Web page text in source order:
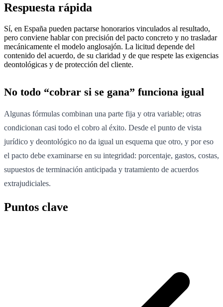
Respuesta rápida
Sí, en España pueden pactarse honorarios vinculados al resultado,
pero conviene hablar con precisión del pacto concreto y no trasladar
mecánicamente el modelo anglosajón. La licitud depende del
contenido del acuerdo, de su claridad y de que respete las exigencias
deontológicas y de protección del cliente.
No todo “cobrar si se gana” funciona igual
Algunas fórmulas combinan una parte fija y otra variable; otras
condicionan casi todo el cobro al éxito. Desde el punto de vista
jurídico y deontológico no da igual un esquema que otro, y por eso
el pacto debe examinarse en su integridad: porcentaje, gastos, costas,
supuestos de terminación anticipada y tratamiento de acuerdos
extrajudiciales.
Puntos clave